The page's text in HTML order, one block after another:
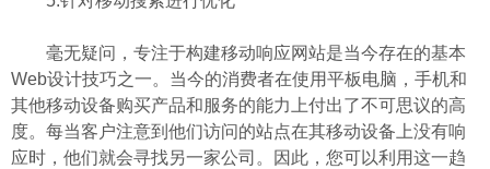
毫无疑问，专注于构建移动响应网站是当今存在的基本
Web设计技巧之一。当今的消费者在使用平板电脑，手机和
其他移动设备购买产品和服务的能力上付出了不可思议的高
度。每当客户注意到他们访问的站点在其移动设备上没有响
应时，他们就会寻找另一家公司。因此，您可以利用这一趋